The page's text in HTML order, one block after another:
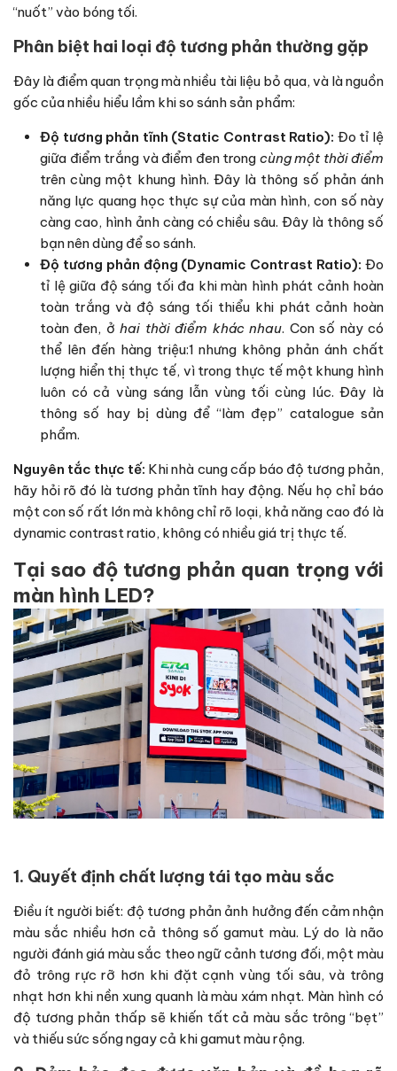
“nuốt” vào bóng tối.
Phân biệt hai loại độ tương phản thường gặp
Đây là điểm quan trọng mà nhiều tài liệu bỏ qua, và là nguồn
gốc của nhiều hiểu lầm khi so sánh sản phẩm:
Độ tương phản tĩnh (Static Contrast Ratio): Đo tỉ lệ
giữa điểm trắng và điểm đen trong cùng một thời điểm
trên cùng một khung hình. Đây là thông số phản ánh
năng lực quang học thực sự của màn hình, con số này
càng cao, hình ảnh càng có chiều sâu. Đây là thông số
bạn nên dùng để so sánh.
Độ tương phản động (Dynamic Contrast Ratio): Đo
tỉ lệ giữa độ sáng tối đa khi màn hình phát cảnh hoàn
toàn trắng và độ sáng tối thiểu khi phát cảnh hoàn
toàn đen, ởhai thời điểm khác nhau. Con số này có
thể lên đến hàng triệu:1 nhưng không phản ánh chất
lượng hiển thị thực tế, vì trong thực tế một khung hình
luôn có cả vùng sáng lẫn vùng tối cùng lúc. Đây là
thông số hay bị dùng để “làm đẹp” catalogue sản
phẩm.
Nguyên tắc thực tế: Khi nhà cung cấp báo độ tương phản,
hãy hỏi rõ đó là tương phản tĩnh hay động. Nếu họ chỉ báo
một con số rất lớn mà không chỉ rõ loại, khả năng cao đó là
dynamic contrast ratio, không có nhiều giá trị thực tế.
Tại sao độ tương phản quan trọng với
màn hình LED?
1. Quyết định chất lượng tái tạo màu sắc
Điều ít người biết: độ tương phản ảnh hưởng đến cảm nhận
màu sắc nhiều hơn cả thông số gamut màu. Lý do là não
người đánh giá màu sắc theo ngữ cảnh tương đối, một màu
đỏ trông rực rỡ hơn khi đặt cạnh vùng tối sâu, và trông
nhạt hơn khi nền xung quanh là màu xám nhạt. Màn hình có
độ tương phản thấp sẽ khiến tất cả màu sắc trông “bẹt”
và thiếu sức sống ngay cả khi gamut màu rộng.